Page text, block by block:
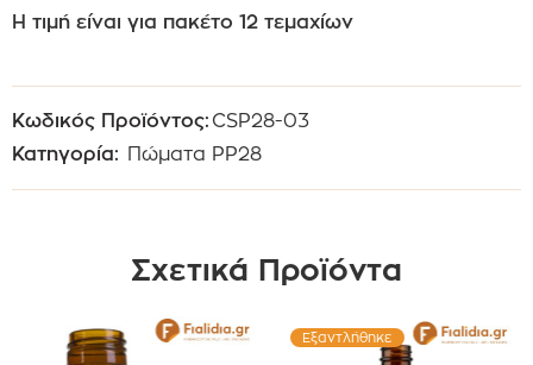
Η τιμή είναι για πακέτο 12 τεμαχίων
Κωδικός Προϊόντος: CSP28-03
Κατηγορία: Πώματα PP28
Σχετικά Προϊόντα
Εξαντλήθηκε